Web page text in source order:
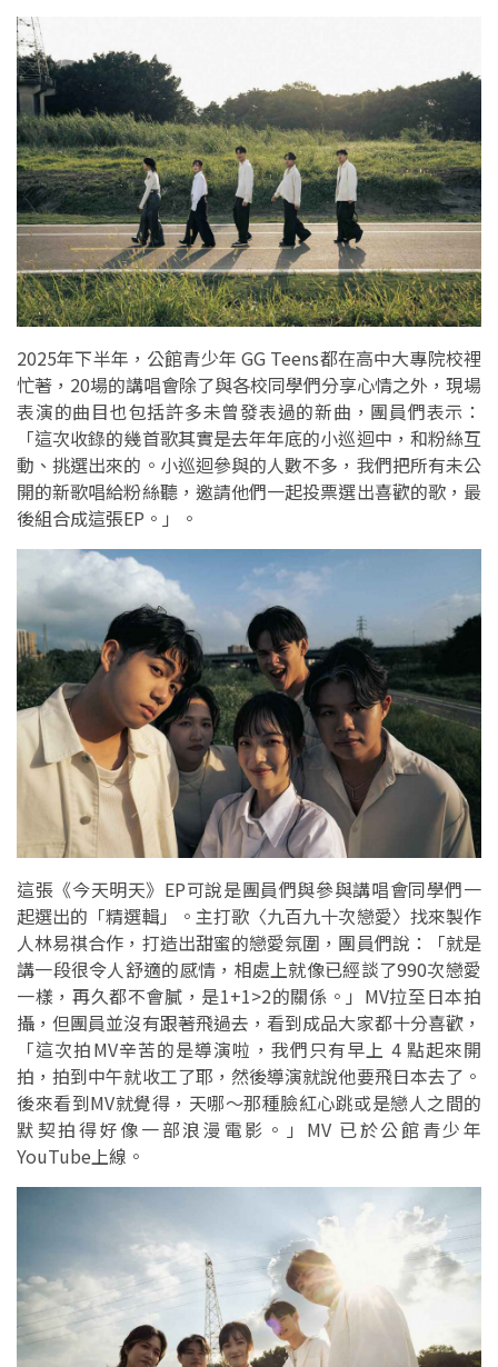
2025年下半年，公館青少年 GG Teens都在高中大專院校裡
忙著，20場的講唱會除了與各校同學們分享心情之外，現場
表演的曲目也包括許多未曾發表過的新曲，團員們表示：
「這次收錄的幾首歌其實是去年年底的小巡迴中，和粉絲互
動、挑選出來的。小巡迴參與的人數不多，我們把所有未公
開的新歌唱給粉絲聽，邀請他們一起投票選出喜歡的歌，最
後組合成這張EP。」。
這張《今天明天》EP可說是團員們與參與講唱會同學們一
起選出的「精選輯」。主打歌〈九百九十次戀愛〉找來製作
人林易祺合作，打造出甜蜜的戀愛氛圍，團員們說：「就是
講一段很令人舒適的感情，相處上就像已經談了990次戀愛
一樣，再久都不會膩，是1+1>2的關係。」MV拉至日本拍
攝，但團員並沒有跟著飛過去，看到成品大家都十分喜歡，
「這次拍MV辛苦的是導演啦，我們只有早上 4 點起來開
拍，拍到中午就收工了耶，然後導演就說他要飛日本去了。
後來看到MV就覺得，天哪～那種臉紅心跳或是戀人之間的
默契拍得好像一部浪漫電影。」MV 已於公館青少年
YouTube上線。